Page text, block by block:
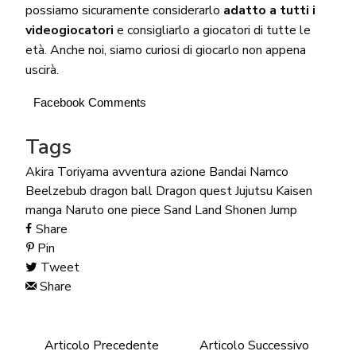
possiamo sicuramente considerarlo adatto a tutti i
videogiocatori e consigliarlo a giocatori di tutte le
età. Anche noi, siamo curiosi di giocarlo non appena
uscirà.
Facebook Comments
Tags
Akira Toriyama avventura azione Bandai Namco
Beelzebub dragon ball Dragon questJujutsu Kaisen
manga Naruto one piece Sand Land Shonen Jump
Share
Pin
Tweet
Share
Articolo Precedente
Articolo Successivo